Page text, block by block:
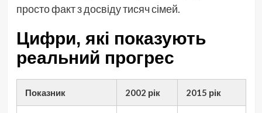
просто факт з досвіду тисяч сімей.
Цифри, які показують
реальний прогрес
Показник 2002 рік 2015 рік